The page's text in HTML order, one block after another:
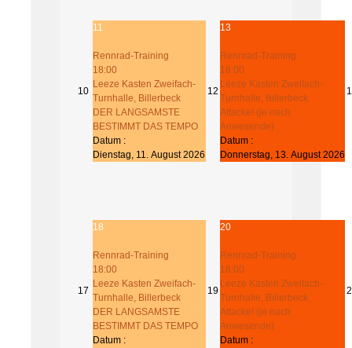
10
11
Rennrad-Training
18:00
Leeze Kasten Zweifach-
Turnhalle, Billerbeck
DER LANGSAMSTE
BESTIMMT DAS TEMPO
Datum :
Dienstag, 11. August 2026
12
13
Rennrad-Training
18:00
Leeze Kasten Zweifach-
Turnhalle, Billerbeck
Attacke! (je nach
Anwesende)
Datum :
Donnerstag, 13. August 2026
17
18
Rennrad-Training
18:00
Leeze Kasten Zweifach-
Turnhalle, Billerbeck
DER LANGSAMSTE
BESTIMMT DAS TEMPO
Datum :
19
20
Rennrad-Training
18:00
Leeze Kasten Zweifach-
Turnhalle, Billerbeck
Attacke! (je nach
Anwesende)
Datum :